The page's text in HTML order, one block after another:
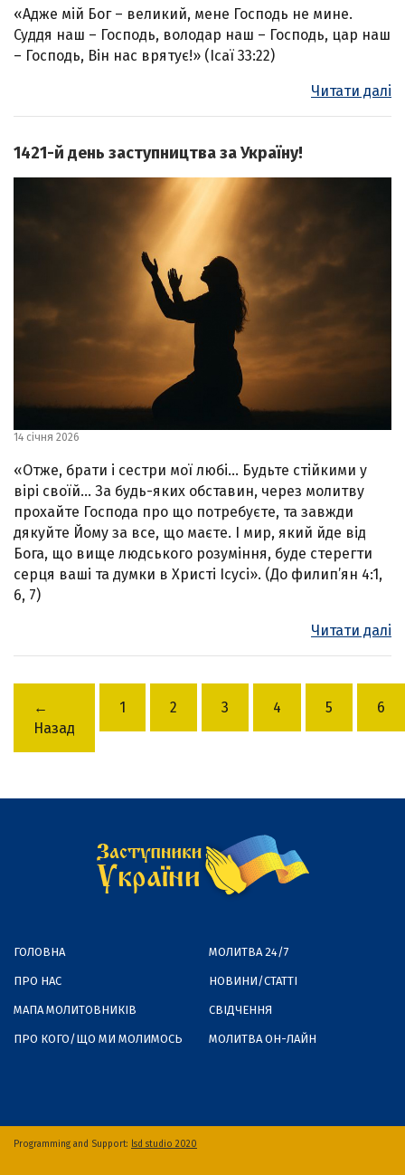
«Адже мій Бог – великий, мене Господь не мине.
Суддя наш – Господь, володар наш – Господь, цар наш
– Господь, Він нас врятує!» (Ісаї 33:22)
Читати далі
1421-й день заступництва за Україну!
14 січня 2026
«Отже, брати і сестри мої любі… Будьте стійкими у
вірі своїй… За будь-яких обставин, через молитву
прохайте Господа про що потребуєте, та завжди
дякуйте Йому за все, що маєте. І мир, який йде від
Бога, що вище людського розуміння, буде стерегти
серця ваші та думки в Христі Ісусі». (До филип’ян 4:1,
6, 7)
Читати далі
←
Назад
1 2 3 4 5 6
ГОЛОВНА
ПРО НАС
МАПА МОЛИТОВНИКІВ
ПРО КОГО/ЩО МИ МОЛИМОСЬ
МОЛИТВА 24/7
НОВИНИ/СТАТТІ
СВІДЧЕННЯ
МОЛИТВА ОН-ЛАЙН
Programming and Support: lsd studio 2020